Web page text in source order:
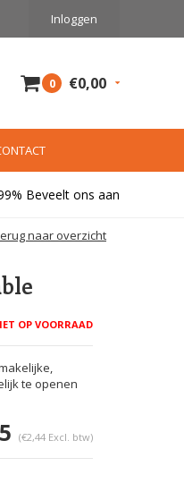
Inloggen
0 €0,00
Beveelt ons aan
naar overzicht
OP VOORRAAD
te openen
(€2,44 Excl. btw)